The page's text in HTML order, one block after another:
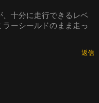
十分に走行できるレベ
ーシールドのまま走っ
返信